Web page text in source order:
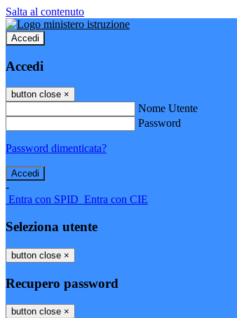
Salta al contenuto
Accedi
Accedi
button close ×
Nome Utente
Password
Password dimenticata?
-
Entra con SPID Entra con CIE
Seleziona utente
button close ×
Recupero password
button close ×